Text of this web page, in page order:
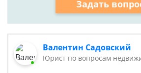
Задать
Валентин Садовский
Юрист по вопросам